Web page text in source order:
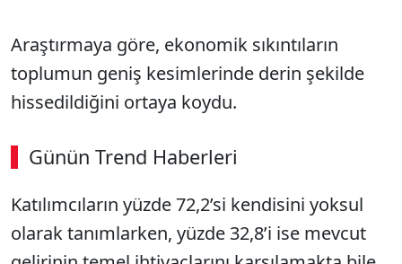
Araştırmaya göre, ekonomik sıkıntıların
toplumun geniş kesimlerinde derin şekilde
hissedildiğini ortaya koydu.
Günün Trend Haberleri
00:02 / 09:08
Sesi Aç
Katılımcıların yüzde 72,2’si kendisini yoksul
olarak tanımlarken, yüzde 32,8’i ise mevcut